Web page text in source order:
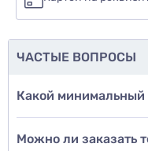
еще не знаю
ЧАСТЫЕ ВОПРОСЫ
Какой минимальный
Можно ли заказать